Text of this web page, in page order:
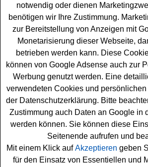
Anzeige:
Bio Magazin
CDs gewinnen
Wer gern eine tolle CD gewinnen
kostenlosen Gewinnspiel des Bio
Gelegenheit dazu. Verlost werden fünf
CD Progressive Muskelentspannung
Glück können Sie eine solche CD
sich die schöne Gewinnchance
Sie flink die Lösung der Preisfrage
können dann das Formular ausfüllen.
notwendig oder dienen
benötigen wir Ihre Zustimmung.
zur Bereitstellung von Anzeigen mit
Monetarisierung dieser Webseite,
betrieben werden kann. Diese
können von Google Adsense auch zur
Werbung genutzt werden. Eine
verwendeten Cookies und
der Datenschutzerklärung. Bitte
Zustimmung auch Daten an Google in
werden können. Sie können diese
Seitenende aufrufen und
Mit einem Klick aufAkzeptieren geben
für den Einsatz von Essentiellen und